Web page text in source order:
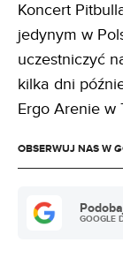
Koncert
jedynym w
uczestniczyć
kilka dni
Ergo Arenie w
OBSERWUJ NAS W
GOOGLE